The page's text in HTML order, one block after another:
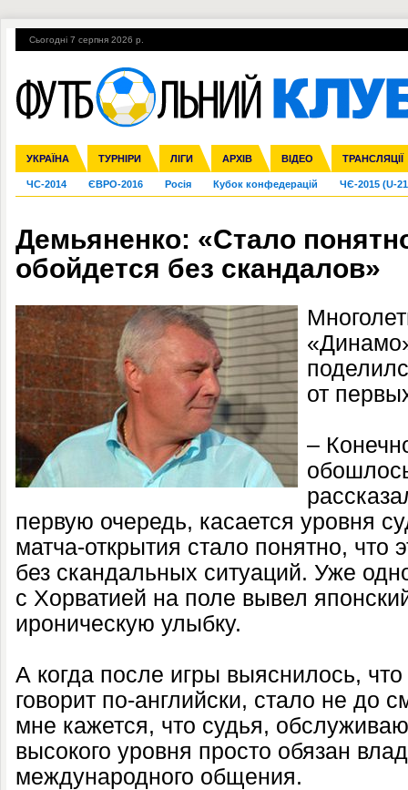
Сьогодні 7 серпня 2026 р.
УКРАЇНА ТУРНІРИ ЛІГИ АРХІВ ВІДЕО ТРАНСЛЯЦІЇ
Збірна Прем'єр-ліга Перша ліга Друга ліга Кубок України
Ліга чемпіонів Ліга Європи Міжнародні Ліга націй Ліга
Англія Іспанія Італія Німеччина Франція Інші
ЧС-2014 ЄВРО-2016 Росія Кубок конфедерацій ЧЄ-2015 (U-
Гарячі теми УПЛ, 1-й тур ВІЙНА УПЛ-ПЕРЕХОДИ
Демьяненко: «Стало
обойдется без скандалов»
от
–
первую очередь, касается уровня
матча-открытия стало понятно, что
без скандальных ситуаций. Уже
с Хорватией на поле вывел
ироническую улыбку.
А когда после игры выяснилось,
говорит по-английски, стало не до
мне кажется, что судья,
высокого уровня просто обязан
международного общения.